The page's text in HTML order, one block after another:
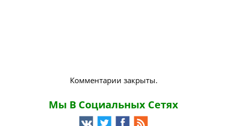
Комментарии закрыты.
Мы В Социальных Сетях